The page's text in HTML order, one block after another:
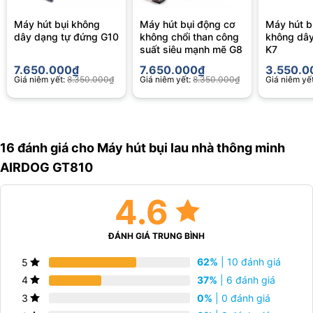
Các chức năng thông minh được cải tiến hơn so với
những dòng máy truyền thống
Đế máy tích hợp chức năng tự làm sạch và sạc
Máy hút bụi thông minh Airdog
GT810 sở hữu hệ thống đế máy
Máy hút bụi không
dây dạng tự đứng G10
7.650.000₫
Giá niêm yết: 8.350.000₫
Máy hút bụi động cơ
không chổi than công
suất siêu mạnh mẽ G8
7.650.000₫
Giá niêm yết: 8.350.000₫
Máy hút
không
K7
Giá niêm
16 đánh giá cho Máy hút bụi lau nhà thông minh
AIRDOG GT810
4.6
ĐÁNH GIÁ TRUNG BÌNH
5 62% | 10 đánh giá
4
37% | 6 đánh giá
3
0% | 0 đánh giá